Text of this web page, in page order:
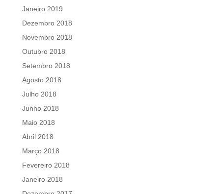
Janeiro 2019
Dezembro 2018
Novembro 2018
Outubro 2018
Setembro 2018
Agosto 2018
Julho 2018
Junho 2018
Maio 2018
Abril 2018
Março 2018
Fevereiro 2018
Janeiro 2018